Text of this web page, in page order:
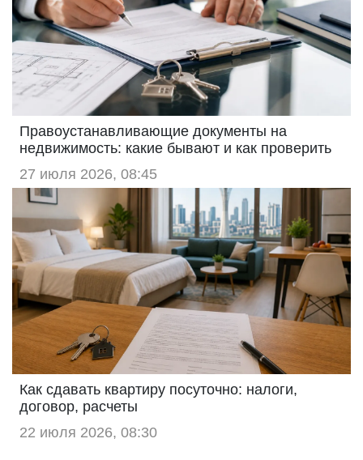
Правоустанавливающие документы на
недвижимость: какие бывают и как проверить
27 июля 2026, 08:45
Как сдавать квартиру посуточно: налоги,
договор, расчеты
22 июля 2026, 08:30